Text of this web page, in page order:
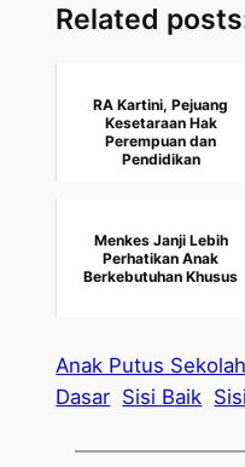
Related
RA Kartini, Pejuang
Kesetaraan Hak
Perempuan dan
Pendidikan
Menkes Janji Lebih
Perhatikan Anak
Berkebutuhan Khusus
Anak Putus Sekolah
Dasar Sisi Baik